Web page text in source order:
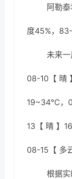
阿勒
度45%，83-
未来
08-10【 晴
19~34℃，
13【 晴 】
08-15【 多
根据